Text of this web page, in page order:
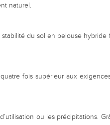
naturel.
du sol en pelouse hybride
fois supérieur aux
ou les précipitations.